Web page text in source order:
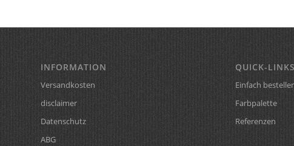
INFORMATION
Versandkosten
disclaimer
Datenschutz
ABG
QUICK-LINKS
Einfach
Farbpalette
Referenzen